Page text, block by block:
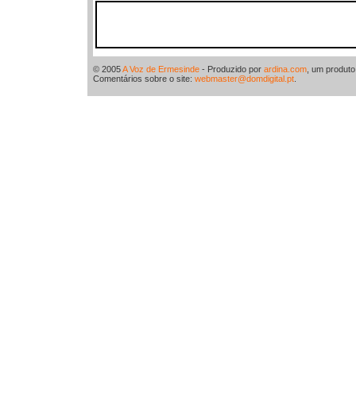
© 2005A Voz de Ermesinde - Produzido por ardina.com , um
Comentários sobre o site: webmaster@domdigital.pt